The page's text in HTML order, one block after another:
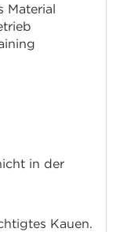
Material
in der
Kauen.